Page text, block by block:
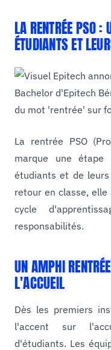
LA RENTRÉE PSO :
ÉTUDIANTS ET
La rentrée PSO
marque une
étudiants et de
retour en classe,
cycle
responsabilités.
UN AMPHI
L'ACCUEIL
Dès les premiers
l'accent sur
d'étudiants. Les